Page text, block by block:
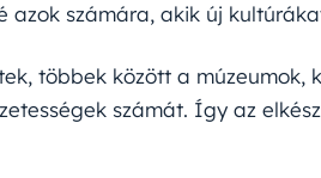
számára, akik új
többek között a múzeumok,
számát. Így az